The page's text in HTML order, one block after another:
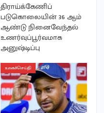
திராய்க்கேணிப்
படுகொலையின் 36 ஆம்
ஆண்டு நினைவேந்தல்
உணர்வுப்பூர்வமாக
அனுஷ்டிப்பு
உலகச்செய்தி